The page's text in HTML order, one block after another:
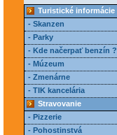
Turistické informácie
- Skanzen
- Parky
- Kde načerpať benzín ?
- Múzeum
- Zmenárne
- TIK kancelária
Stravovanie
- Pizzerie
- Pohostinstvá